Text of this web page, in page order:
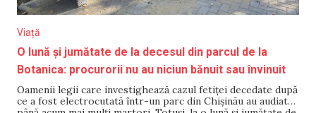
Viață
O lună și jumătate de la decesul din parcul de la
Botanica: procurorii nu au niciun bănuit sau învinuit
Oamenii legii care investighează cazul fetiței decedate după
ce a fost electrocutată într-un parc din Chișinău au audiat